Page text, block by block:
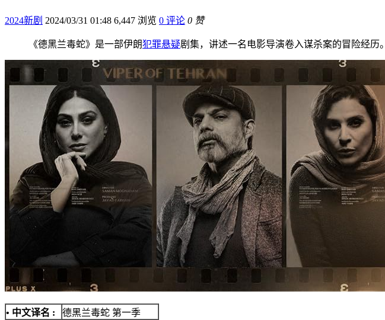
2024新剧 2024/03/31 01:48 6,447 浏览 0 评论 0 赞
《德黑兰毒蛇》是一部伊朗犯罪悬疑剧集，讲述一名电影导演卷入谋杀案的冒险经历。
• 中文译名 :
德黑兰毒蛇 第一季